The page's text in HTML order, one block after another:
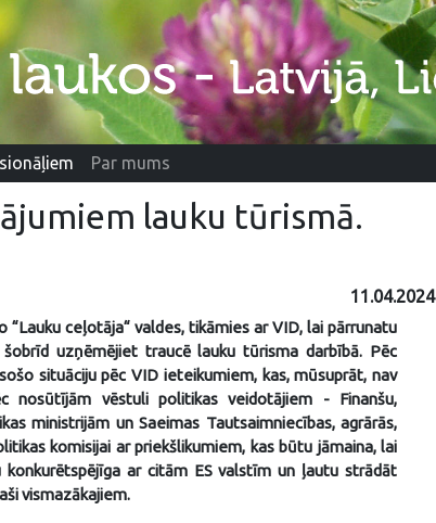
Par mums
lauku tūrismā.
11.04.2024
“Lauku ceļotāja“ valdes, tikāmies ar VID, lai pārrunatu
uzņēmējiet traucē lauku tūrisma darbībā. Pēc
situāciju pēc VID ieteikumiem, kas, mūsuprāt, nav
nosūtījām vēstuli politikas veidotājiem - Finanšu,
ministrijām un Saeimas Tautsaimniecības, agrārās,
komisijai ar priekšlikumiem, kas būtu jāmaina, lai
ar citām ES valstīm un ļautu strādāt
vismazākajiem.